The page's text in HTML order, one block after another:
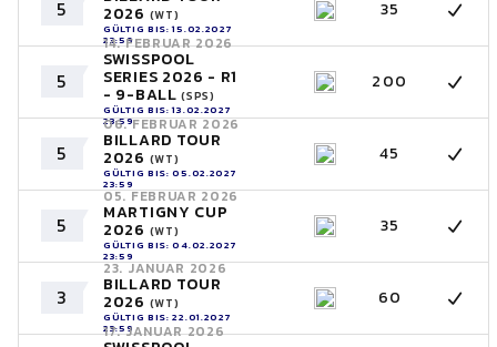
5 2026 (WT)
GÜLTIG BIS: 15.02.2027
23:59
35
5
14. FEBRUAR 2026
SWISSPOOL
SERIES 2026 - R1
- 9-BALL(SPS)
GÜLTIG BIS: 13.02.2027
23:59
200
5
06. FEBRUAR 2026
BILLARD TOUR
2026 (WT)
GÜLTIG BIS: 05.02.2027
23:59
45
5
05. FEBRUAR 2026
MARTIGNY CUP
2026 (WT)
GÜLTIG BIS: 04.02.2027
23:59
35
3
23. JANUAR 2026
BILLARD TOUR
2026 (WT)
GÜLTIG BIS: 22.01.2027
23:59
60
17. JANUAR 2026